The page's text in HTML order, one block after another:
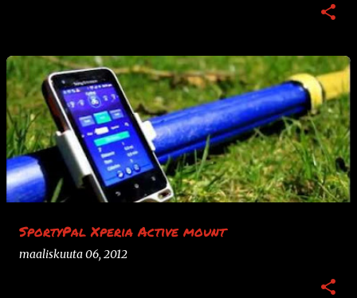
SportyPal Xperia Active mount
maaliskuuta 06, 2012